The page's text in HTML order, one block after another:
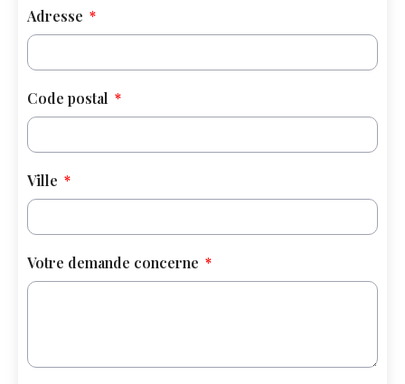
Adresse
Code postal
Ville
Votre demande concerne